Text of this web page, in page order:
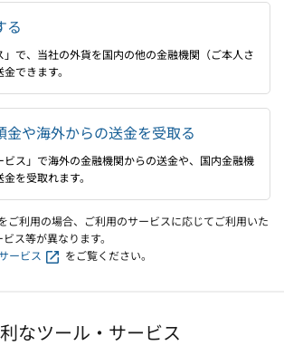
る
」で、当社の外貨を国内の他の金融機関（ご本人さ
できます。
金や海外からの送金を受取る
ビス」で海外の金融機関からの送金や、国内金融機
を受取れます。
ご利用の場合、ご利用のサービスに応じてご利用いた
ス等が異なります。
ービス をご覧ください。
なツール・サービス